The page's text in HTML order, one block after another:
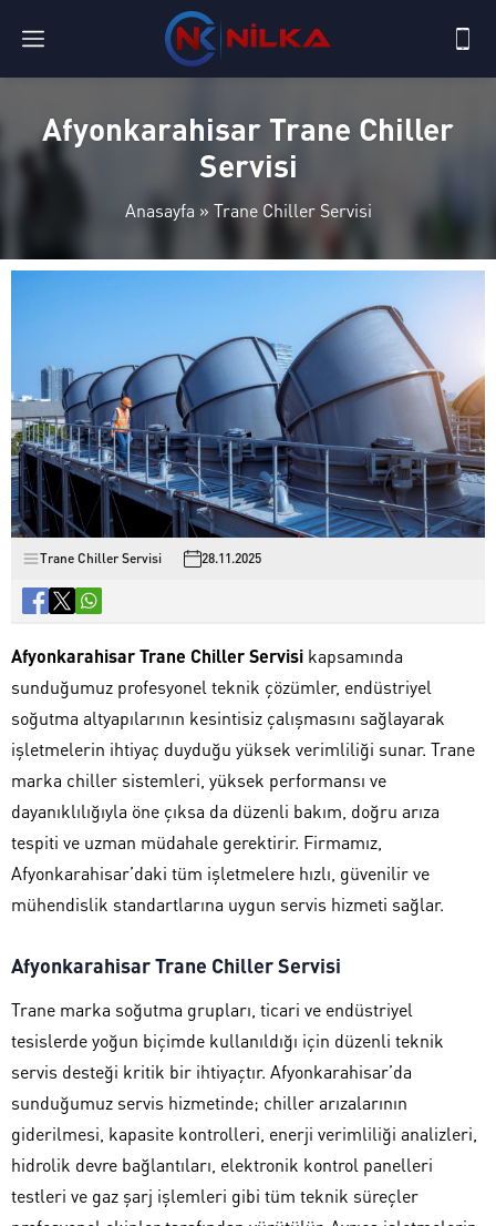
Afyonkarahisar Trane Chiller
Servisi
Anasayfa » Trane Chiller Servisi
Trane Chiller Servisi 28.11.2025
Afyonkarahisar Trane Chiller Servisi kapsamında
sunduğumuz profesyonel teknik çözümler, endüstriyel
soğutma altyapılarının kesintisiz çalışmasını sağlayarak
işletmelerin ihtiyaç duyduğu yüksek verimliliği sunar. Trane
marka chiller sistemleri, yüksek performansı ve
dayanıklılığıyla öne çıksa da düzenli bakım, doğru arıza
tespiti ve uzman müdahale gerektirir. Firmamız,
Afyonkarahisar’daki tüm işletmelere hızlı, güvenilir ve
mühendislik standartlarına uygun servis hizmeti sağlar.
Afyonkarahisar Trane Chiller Servisi
Trane marka soğutma grupları, ticari ve endüstriyel
tesislerde yoğun biçimde kullanıldığı için düzenli teknik
servis desteği kritik bir ihtiyaçtır. Afyonkarahisar’da
sunduğumuz servis hizmetinde; chiller arızalarının
giderilmesi, kapasite kontrolleri, enerji verimliliği analizleri,
hidrolik devre bağlantıları, elektronik kontrol panelleri
testleri ve gaz şarj işlemleri gibi tüm teknik süreçler